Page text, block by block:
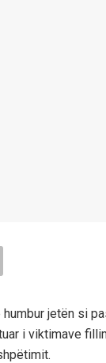
jetën si
i viktimave